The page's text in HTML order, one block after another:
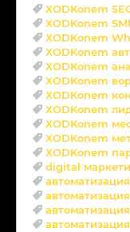
XODKonem
XODKonem
XODKonem
XODKonem
XODKonem
XODKonem
XODKonem
XODKonem
XODKonem
XODKonem
XODKonem
digital